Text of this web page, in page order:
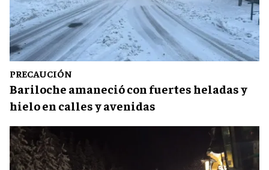
PRECAUCIÓN
Bariloche amaneció con fuertes heladas y
hielo en calles y avenidas